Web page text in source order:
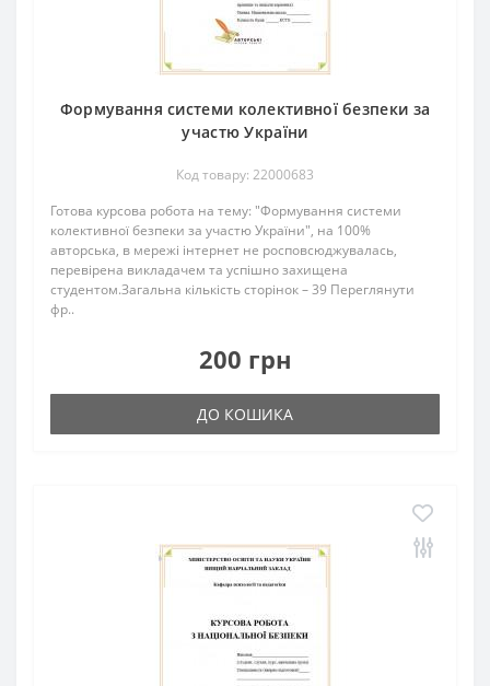
Формування системи колективної безпеки за
участю України
Код товару: 22000683
Готова курсова робота на тему: "Формування системи
колективної безпеки за участю України", на 100%
авторська, в мережі інтернет не росповсюджувалась,
перевірена викладачем та успішно захищена
студентом.Загальна кількість сторінок – 39 Переглянути
фр..
200 грн
ДО КОШИКА